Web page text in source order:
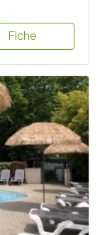
Fiche